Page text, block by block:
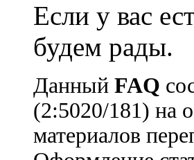
Если у вас
будем рады.
Данный FAQ
(2:5020/181) на
материалов